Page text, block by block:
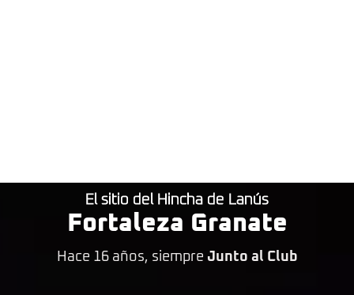
El sitio del Hincha de Lanús
Fortaleza Granate
Hace 16 años, siempre Junto al Club